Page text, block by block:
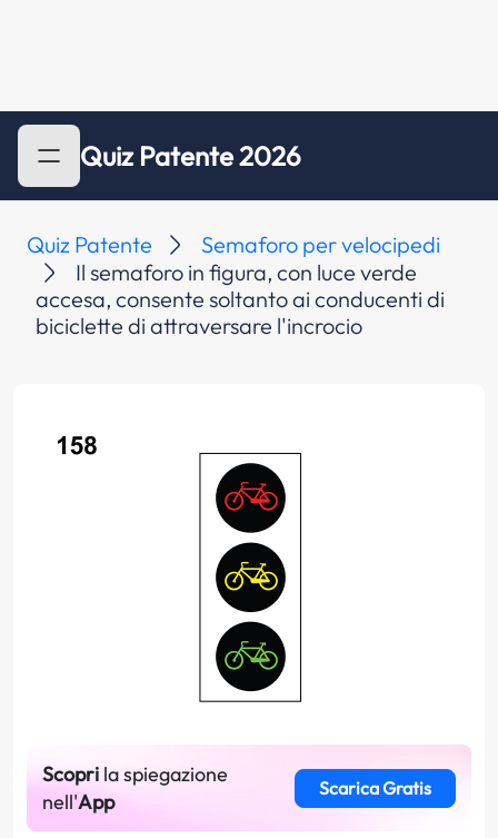
Quiz Patente 2026
Quiz Patente
Semaforo per velocipedi
Il semaforo in figura, con luce verde
accesa, consente soltanto ai conducenti di
biciclette di attraversare l'incrocio
Scopri la spiegazione
nell'App
Scarica Gratis